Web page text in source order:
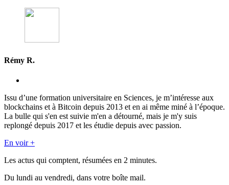
Rémy R.
Issu d’une formation universitaire en Sciences, je m’intéresse aux
blockchains et à Bitcoin depuis 2013 et en ai même miné à l’époque.
La bulle qui s'en est suivie m'en a détourné, mais je m'y suis
replongé depuis 2017 et les étudie depuis avec passion.
En voir +
Les actus qui comptent, résumées en 2 minutes.
Du lundi au vendredi, dans votre boîte mail.